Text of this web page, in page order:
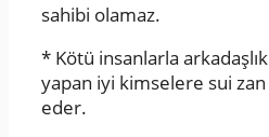
sahibi olamaz.
* Kötü insanlarla arkadaşlık
yapan iyi kimselere sui zan
eder.